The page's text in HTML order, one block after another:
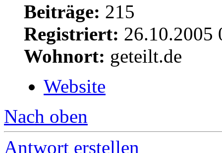
Beiträge: 215
Registriert: 26.10.2005
Wohnort: geteilt.de
Website
Nach oben
Antwort erstellen